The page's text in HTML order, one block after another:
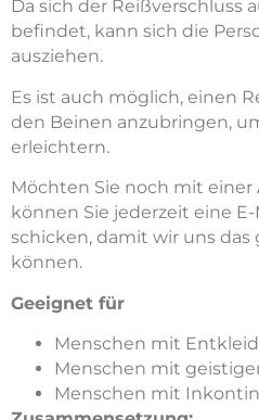
Da sich der Reißverschluss
befindet, kann sich die
ausziehen.
Es ist auch möglich, einen
den Beinen anzubringen,
erleichtern.
Möchten Sie noch mit einer
können Sie jederzeit eine E-
schicken, damit wir uns das
können.
Geeignet für
Menschen mit
Menschen mit
Menschen mit